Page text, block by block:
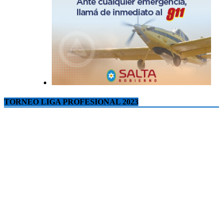
TORNEO LIGA PROFESIONAL 2023